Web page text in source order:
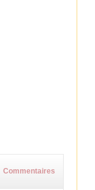
Commentaires